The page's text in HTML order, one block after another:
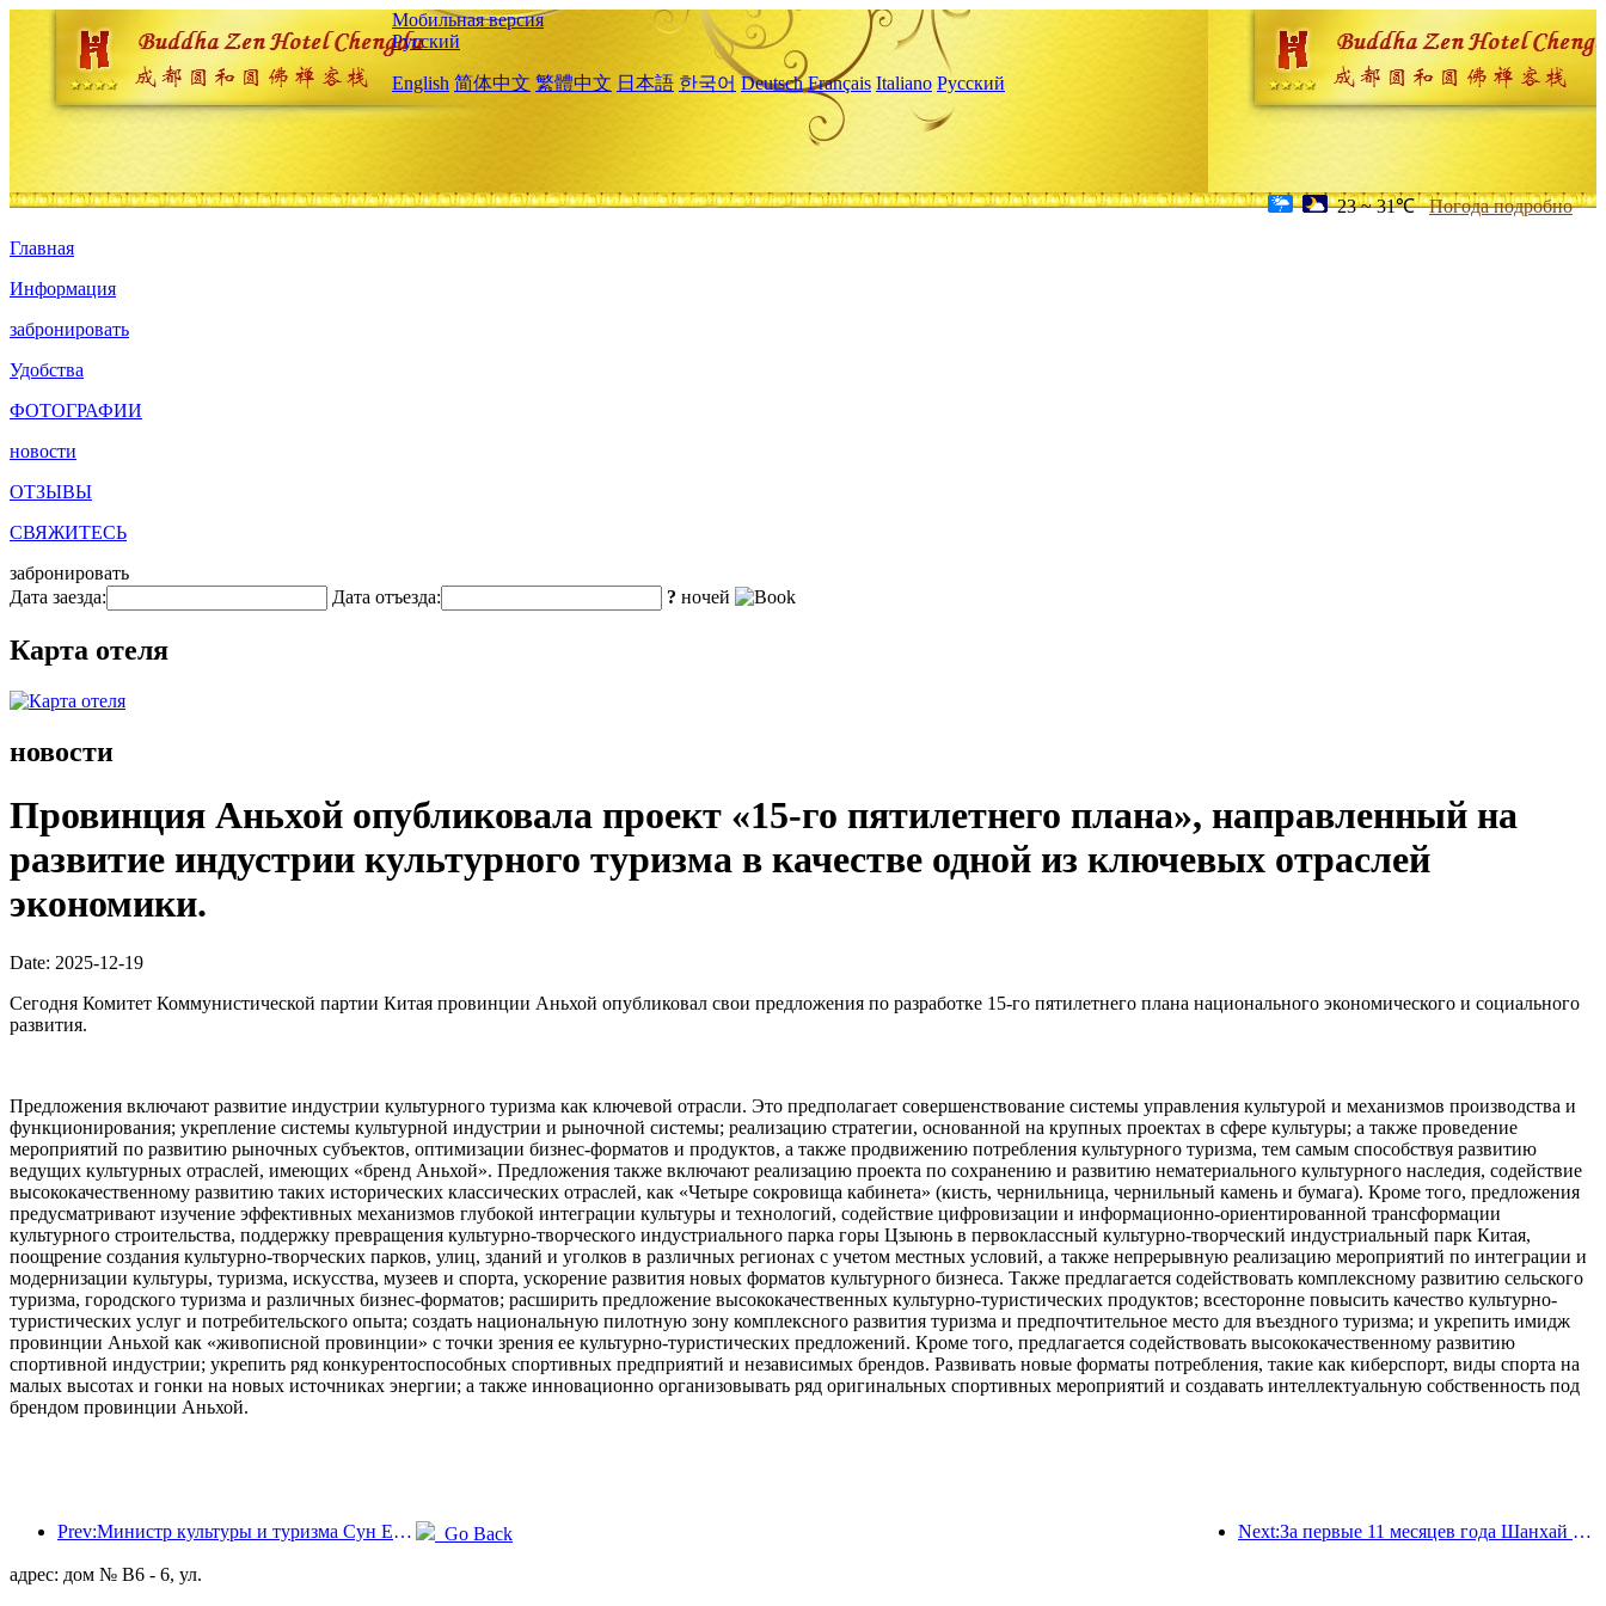
Мобильная версия
Русский
English 简体中文 繁體中文 日本語 한국어 Deutsch Français Italiano Русский
23 ~ 31℃ Погода подробно
Главная
Информация
забронировать
Удобства
ФОТОГРАФИИ
новости
ОТЗЫВЫ
СВЯЖИТЕСЬ
забронировать
Дата заезда:
Дата отъезда: ? ночей
Карта отеля
новости
Провинция Аньхой опубликовала проект «15-го пятилетнего плана», направленный на
развитие индустрии культурного туризма в качестве одной из ключевых отраслей
экономики.
Date: 2025-12-19
Сегодня Комитет Коммунистической партии Китая провинции Аньхой опубликовал свои предложения по разработке 15-го пятилетнего плана национального экономического и социального
развития.
Предложения включают развитие индустрии культурного туризма как ключевой отрасли. Это предполагает совершенствование системы управления культурой и механизмов производства и
функционирования; укрепление системы культурной индустрии и рыночной системы; реализацию стратегии, основанной на крупных проектах в сфере культуры; а также проведение
мероприятий по развитию рыночных субъектов, оптимизации бизнес-форматов и продуктов, а также продвижению потребления культурного туризма, тем самым способствуя развитию
ведущих культурных отраслей, имеющих «бренд Аньхой». Предложения также включают реализацию проекта по сохранению и развитию нематериального культурного наследия, содействие
высококачественному развитию таких исторических классических отраслей, как «Четыре сокровища кабинета» (кисть, чернильница, чернильный камень и бумага). Кроме того, предложения
предусматривают изучение эффективных механизмов глубокой интеграции культуры и технологий, содействие цифровизации и информационно-ориентированной трансформации
культурного строительства, поддержку превращения культурно-творческого индустриального парка горы Цзыюнь в первоклассный культурно-творческий индустриальный парк Китая,
поощрение создания культурно-творческих парков, улиц, зданий и уголков в различных регионах с учетом местных условий, а также непрерывную реализацию мероприятий по интеграции и
модернизации культуры, туризма, искусства, музеев и спорта, ускорение развития новых форматов культурного бизнеса. Также предлагается содействовать комплексному развитию сельского
туризма, городского туризма и различных бизнес-форматов; расширить предложение высококачественных культурно-туристических продуктов; всесторонне повысить качество культурно-
туристических услуг и потребительского опыта; создать национальную пилотную зону комплексного развития туризма и предпочтительное место для въездного туризма; и укрепить имидж
провинции Аньхой как «живописной провинции» с точки зрения ее культурно-туристических предложений. Кроме того, предлагается содействовать высококачественному развитию
спортивной индустрии; укрепить ряд конкурентоспособных спортивных предприятий и независимых брендов. Развивать новые форматы потребления, такие как киберспорт, виды спорта на
малых высотах и гонки на новых источниках энергии; а также инновационно организовывать ряд оригинальных спортивных мероприятий и создавать интеллектуальную собственность под
брендом провинции Аньхой.
Prev:Министр культуры и туризма Сун Ели: Содействовать созданию мощного туристического центра и расширению предложения высококачественных туристических продуктов. Next:За первые 11 месяцев года Шанхай принял 8,282 миллиона иностранных туристов, что превзошло первоначальные ожидания.
Go Back
адрес: дом № B6 - 6, ул.